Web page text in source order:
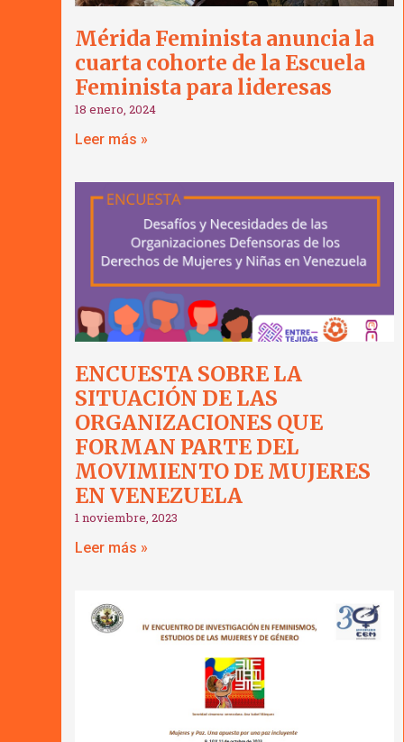
Mérida Feminista anuncia la
cuarta cohorte de la Escuela
Feminista para lideresas
18 enero, 2024
Leer más »
ENCUESTA SOBRE LA
SITUACIÓN DE LAS
ORGANIZACIONES QUE
FORMAN PARTE DEL
MOVIMIENTO DE MUJERES
EN VENEZUELA
1 noviembre, 2023
Leer más »